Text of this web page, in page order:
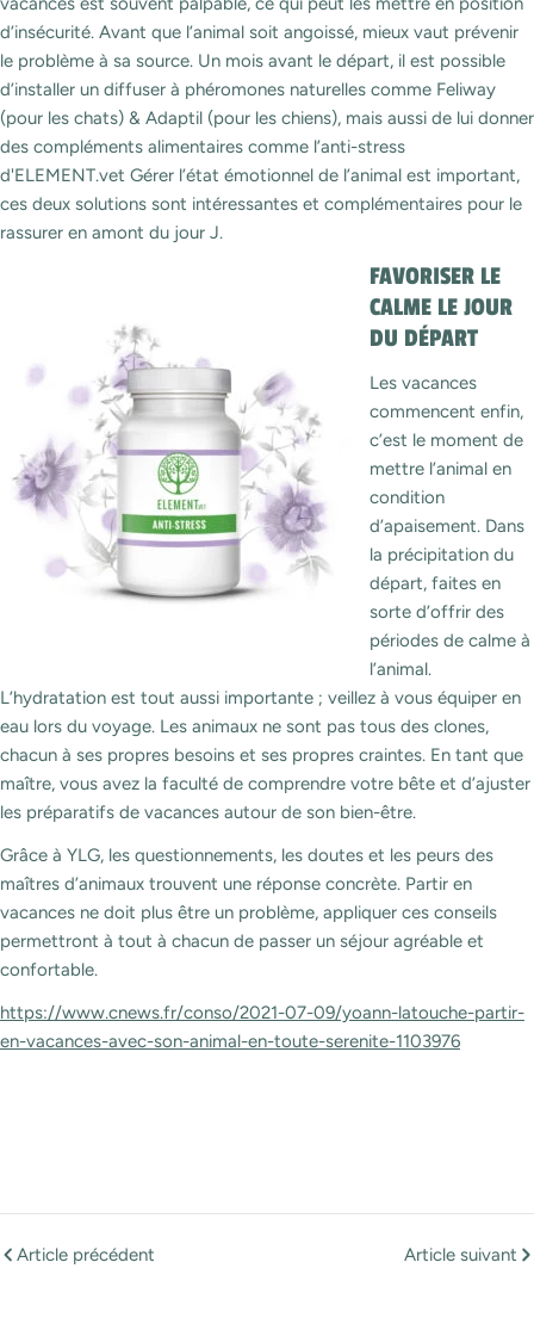
d’insécurité. Avant que l’animal soit angoissé, mieux vaut prévenir
le problème à sa source. Un mois avant le départ, il est possible
d’installer un diffuser à phéromones naturelles comme Feliway
(pour les chats) & Adaptil (pour les chiens), mais aussi de lui donner
des compléments alimentaires comme l’anti-stress
d'ELEMENT.vet Gérer l’état émotionnel de l’animal est important,
ces deux solutions sont intéressantes et complémentaires pour le
rassurer en amont du jour J.
FAVORISER LE
CALME LE JOUR
DU DÉPART
Les vacances
commencent enfin,
c’est le moment de
mettre l’animal en
condition
d’apaisement. Dans
la précipitation du
départ, faites en
sorte d’offrir des
périodes de calme à
l’animal.
L’hydratation est tout aussi importante ; veillez à vous équiper en
eau lors du voyage. Les animaux ne sont pas tous des clones,
chacun à ses propres besoins et ses propres craintes. En tant que
maître, vous avez la faculté de comprendre votre bête et d’ajuster
les préparatifs de vacances autour de son bien-être.
Grâce à YLG, les questionnements, les doutes et les peurs des
maîtres d’animaux trouvent une réponse concrète. Partir en
vacances ne doit plus être un problème, appliquer ces conseils
permettront à tout à chacun de passer un séjour agréable et
confortable.
https://www.cnews.fr/conso/2021-07-09/yoann-latouche-partir-
en-vacances-avec-son-animal-en-toute-serenite-1103976
Article précédent Article suivant